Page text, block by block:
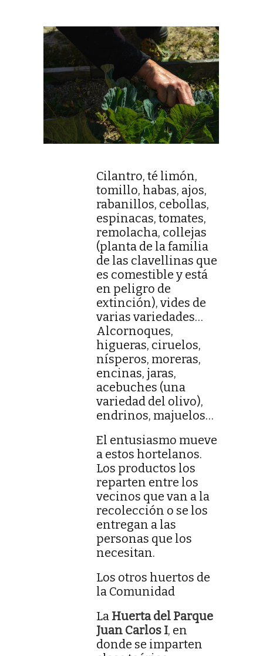
Cilantro, té limón,
tomillo, habas, ajos,
rabanillos, cebollas,
espinacas, tomates,
remolacha, collejas
(planta de la familia
de las clavellinas que
es comestible y está
en peligro de
extinción), vides de
varias variedades…
Alcornoques,
higueras, ciruelos,
nísperos, moreras,
encinas, jaras,
acebuches (una
variedad del olivo),
endrinos, majuelos…
El entusiasmo mueve
a estos hortelanos.
Los productos los
reparten entre los
vecinos que van a la
recolección o se los
entregan a las
personas que los
necesitan.
Los otros huertos de
la Comunidad
La Huerta del Parque
Juan Carlos I, en
donde se imparten